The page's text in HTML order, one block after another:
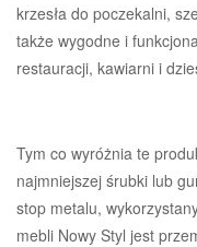
krzesła do poczekalni,
także wygodne i
restauracji, kawiarni i
Tym co wyróżnia te
najmniejszej śrubki lub
stop metalu,
mebli Nowy Styl jest